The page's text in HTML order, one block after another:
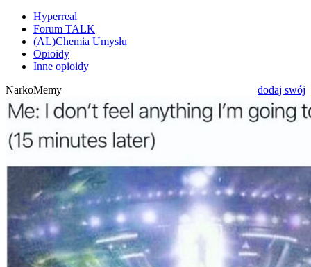
Hyperreal
Forum TALK
(AL)Chemia Umysłu
Opioidy
Inne opioidy
NarkoMemy
dodaj swój